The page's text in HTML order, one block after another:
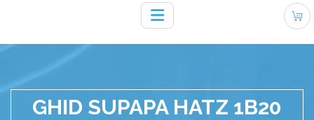
GHID SUPAPA HATZ 1B20